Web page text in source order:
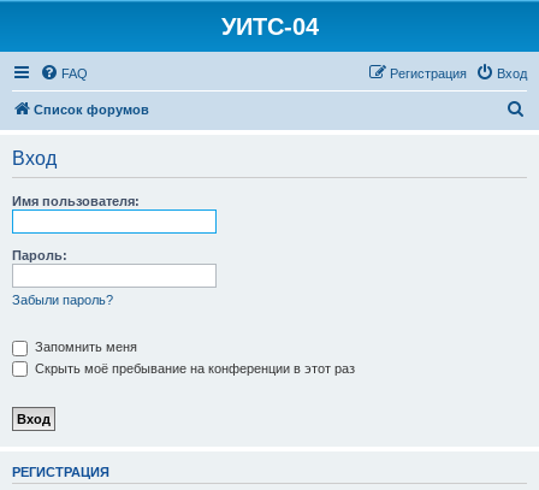
УИТС-04
FAQ Вход
Регистрация
Список форумов
Вход
Имя пользователя:
Пароль:
Забыли пароль?
Запомнить меня
Скрыть моё пребывание на конференции в этот раз
РЕГИСТРАЦИЯ